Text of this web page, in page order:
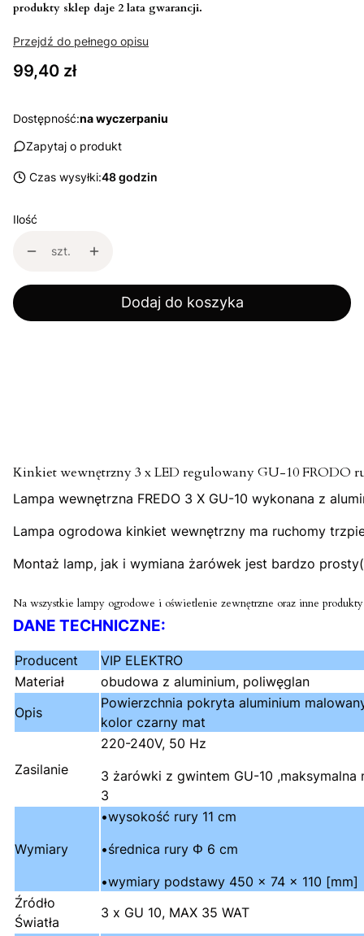
produkty sklep daje 2 lata gwarancji.
Przejdź do pełnego opisu
Cena
99,40 zł
Dostępność:na wyczerpaniu
Zapytaj o produkt
Czas wysyłki:48 godzin
Ilość
szt.
Dodaj do koszyka
Kinkiet wewnętrzny 3 x LED regulowany GU-10 FRODO
Lampa wewnętrzna FREDO 3 X GU-10 wykonana z
Lampa ogrodowa kinkiet wewnętrzny ma ruchomy
Montaż lamp, jak i wymiana żarówek jest bardzo
Na wszystkie lampy ogrodowe i oświetlenie zewnętrzne oraz inne
DANE TECHNICZNE:
Producent
VIP ELEKTRO
Materiał
obudowa z aluminium, poliwęglan
Opis
Powierzchnia pokryta aluminium
kolor czarny mat
Zasilanie
220-240V, 50 Hz
3 żarówki z gwintem GU-10
3
Wymiary
•wysokość rury 11 cm
•średnica rury Φ 6 cm
•wymiary podstawy 450 x 74 x 110 [mm]
Źródło
Światła
3 x GU 10, MAX 35 WAT